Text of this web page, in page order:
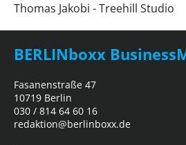
Thomas Jakobi - Treehill Studio
BERLINboxx
Fasanenstraße 47
10719 Berlin
030 / 814 64 60 16
redaktion@berlinboxx.de